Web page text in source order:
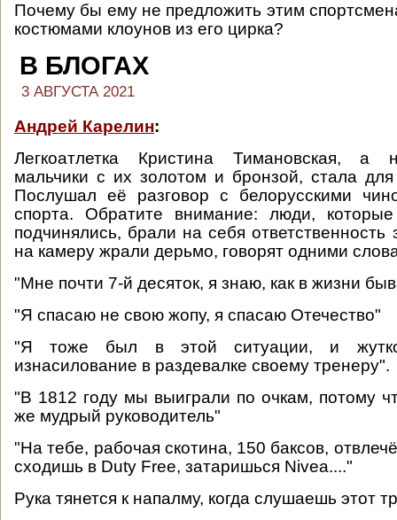
Почему бы ему не предложить этим
костюмами клоунов из его цирка?
В БЛОГАХ
3 АВГУСТА 2021
Андрей Карелин:
Легкоатлетка Кристина Тимановская, а
мальчики с их золотом и бронзой, стала
Послушал её разговор с белорусскими
спорта. Обратите внимание: люди,
подчинялись, брали на себя
на камеру жрали дерьмо, говорят одними
"Мне почти 7-й десяток, я знаю, как в жизни
"Я спасаю не свою жопу, я спасаю Отечество"
"Я тоже был в этой ситуации, и
изнасилование в раздевалке своему тренеру".
"В 1812 году мы выиграли по очкам, потому
же мудрый руководитель"
"На тебе, рабочая скотина, 150 баксов,
сходишь в Duty Free, затаришься Nivea...."
Рука тянется к напалму, когда слушаешь этот